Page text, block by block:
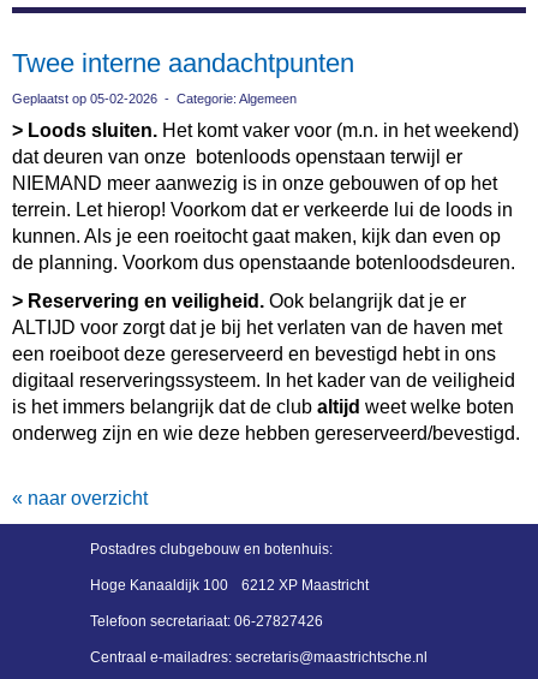
Twee interne aandachtpunten
Geplaatst op 05-02-2026 - Categorie: Algemeen
> Loods sluiten. Het komt vaker voor (m.n. in het weekend)
dat deuren van onze botenloods openstaan terwijl er
NIEMAND meer aanwezig is in onze gebouwen of op het
terrein. Let hierop! Voorkom dat er verkeerde lui de loods in
kunnen. Als je een roeitocht gaat maken, kijk dan even op
de planning. Voorkom dus openstaande botenloodsdeuren.
> Reservering en veiligheid. Ook belangrijk dat je er
ALTIJD voor zorgt dat je bij het verlaten van de haven met
een roeiboot deze gereserveerd en bevestigd hebt in ons
digitaal reserveringssysteem. In het kader van de veiligheid
is het immers belangrijk dat de club altijd weet welke boten
onderweg zijn en wie deze hebben gereserveerd/bevestigd.
« naar overzicht
Postadres clubgebouw en botenhuis:
Hoge Kanaaldijk 100 6212 XP Maastricht
Telefoon secretariaat: 06-27827426
Centraal e-mailadres: siraterces@maastrichtsche.nl